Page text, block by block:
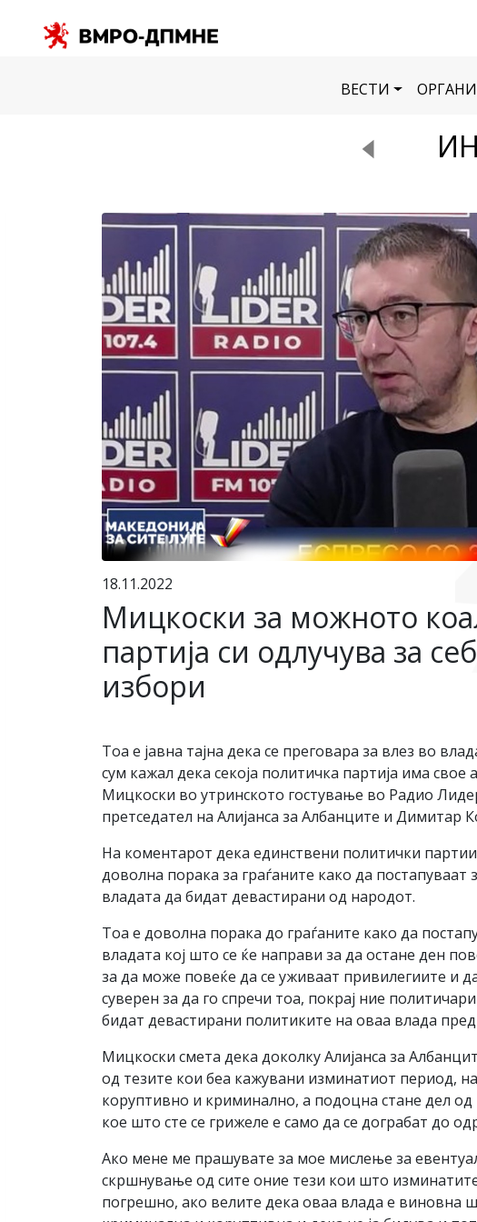
ВЕСТИ
18.11.2022
Мицкоски за можното
партија си одлучува за
избори
Тоа е јавна тајна дека се преговара за влез во
сум кажал дека секоја политичка партија има
Мицкоски во утринското гостување во Радио
претседател на Алијанса за Албанците и Димитар
На коментарот дека единствени политички
доволна порака за граѓаните како да
владата да бидат девастирани од народот.
Тоа е доволна порака до граѓаните како да
владата кој што се ќе направи за да остане ден
за да може повеќе да се уживаат привилегиите и
суверен за да го спречи тоа, покрај ние
бидат девастирани политиките на оваа влада
Мицкоски смета дека доколку Алијанса за
од тезите кои беа кажувани изминатиот период,
коруптивно и криминално, а подоцна стане дел
кое што сте се грижеле е само да се дограбат до
Ако мене ме прашувате за мое мислење за
скршнување од сите оние тези кои што
погрешно, ако велите дека оваа влада е виновна